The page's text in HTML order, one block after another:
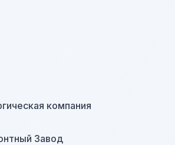
компания
Завод